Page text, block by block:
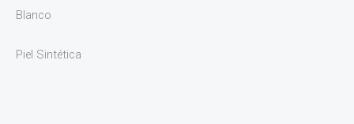
Blanco
Piel Sintética